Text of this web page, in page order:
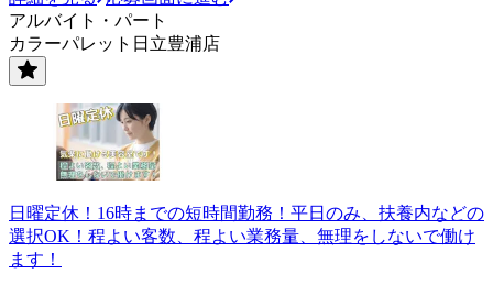
アルバイト・パート
カラーパレット日立豊浦店
日曜定休！16時までの短時間勤務！平日のみ、扶養内などの
選択OK！程よい客数、程よい業務量、無理をしないで働け
ます！